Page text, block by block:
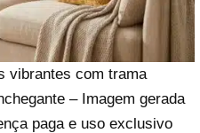
vibrantes com trama
– Imagem gerada
paga e uso exclusivo